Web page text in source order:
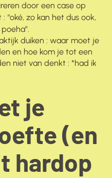
door een case op
“oké, zo kan het dus ook,
duiken : waar moet je
en hoe kom je tot een
niet van denkt : *had ik
je
(en
hardop